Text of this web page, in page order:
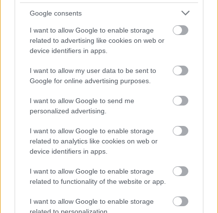
Google consents
I want to allow Google to enable storage
related to advertising like cookies on web or
device identifiers in apps.
I want to allow my user data to be sent to
Google for online advertising purposes.
I want to allow Google to send me
personalized advertising.
I want to allow Google to enable storage
related to analytics like cookies on web or
device identifiers in apps.
I want to allow Google to enable storage
related to functionality of the website or app.
I want to allow Google to enable storage